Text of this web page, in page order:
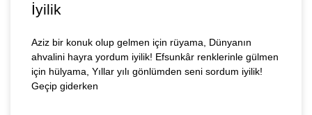
İyilik
Aziz bir konuk olup gelmen için rüyama, Dünyanın
ahvalini hayra yordum iyilik! Efsunkâr renklerinle gülmen
için hülyama, Yıllar yılı gönlümden seni sordum iyilik!
Geçip giderken